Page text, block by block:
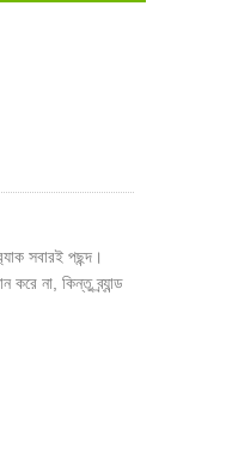
সবারই পছন্দ।
করে না, কিন্তু ব্র্যান্ড